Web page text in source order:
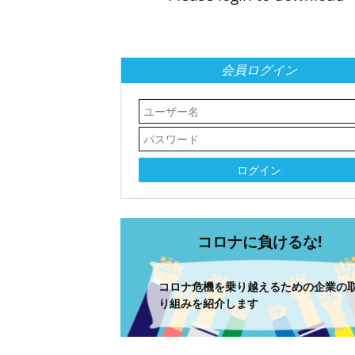
会員ログイン
コロナに負けるな!
コロナ危機を乗り越えるための企業の
り組みを紹介します